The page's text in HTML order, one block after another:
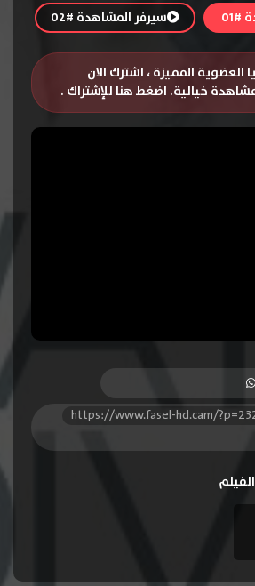
سيرفر المشاهدة #02
العضوية المميزة ، اشترك الان
مشاهدة خيالية. اضغط هنا للإشتراك .
https://www.fasel-hd.cam/